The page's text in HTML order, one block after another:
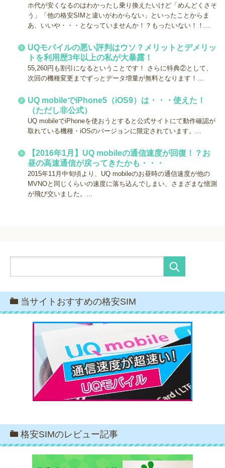
ホ代が安くなるのはわかったし乗り換えたいけど「めんどくさそ
う」「他の格安SIMと違いがわからない」といったことからま
あ、いいや・・・となっていませんか！？もったいない！！...
UQモバイルの悪い評判はウソ？メリットとデメリッ
トを利用歴3年以上の私が大暴露！
55,260円も割引になるということです！ さらに特典②として、
次回の機種変更までずっとデータ増量が無料となります！...
UQ mobileでiPhone5（iOS9）は・・・使えた！
（ただし非公式）
UQ mobileでiPhoneを使おうとすると公式サイトにて動作確認が
取れている機種・iOSのバージョンに限定されています。...
【2016年1月】UQ mobileの通信速度が回復！？お
昼の高速通信が戻ってきたかも・・・
2015年11月中旬頃より、UQ mobileのお昼時の通信速度が他の
MVNOと同じくらいの速度に落ち込んでしまい、さまざまな憶測
が飛び交いました。...
当サイトおすすめの格安SIM
格安SIMのレビュー記事